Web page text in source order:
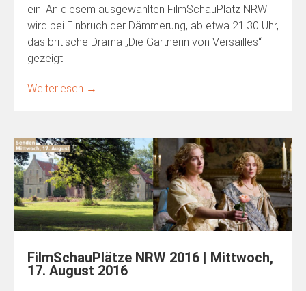
ein: An diesem ausgewählten FilmSchauPlatz NRW
wird bei Einbruch der Dämmerung, ab etwa 21.30 Uhr,
das britische Drama „Die Gärtnerin von Versailles“
gezeigt.
Weiterlesen →
FilmSchauPlätze NRW 2016 | Mittwoch,
17. August 2016